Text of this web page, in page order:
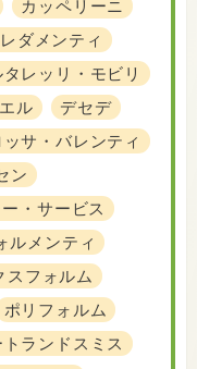
カッペリーニ
ダメンティ
レッリ・モビリ
ル
デセデ
サ・バレンティ
ン
・サービス
ルメンティ
スフォルム
ポリフォルム
トランドスミス